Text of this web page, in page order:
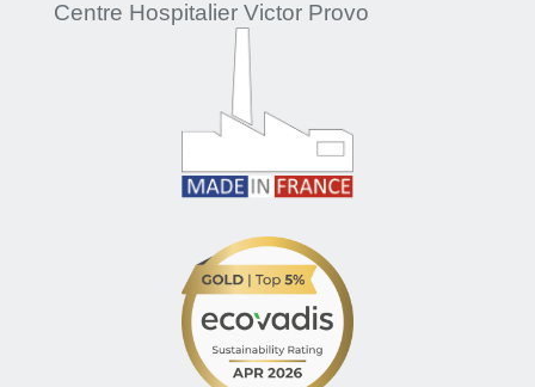
Centre Hospitalier Victor Provo